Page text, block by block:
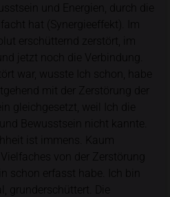
und Energien, durch die
hat (Synergieeffekt). Im
erschütternd zerstört, im
jetzt noch die Verbindung.
war, wusste Ich schon, habe
mit der Zerstörung der
gleichgesetzt, weil Ich die
Bewusstsein nicht kannte.
ist immens. Kaum
von der Zerstörung
schon erfasst habe. Ich bin
grunderschüttert. Die